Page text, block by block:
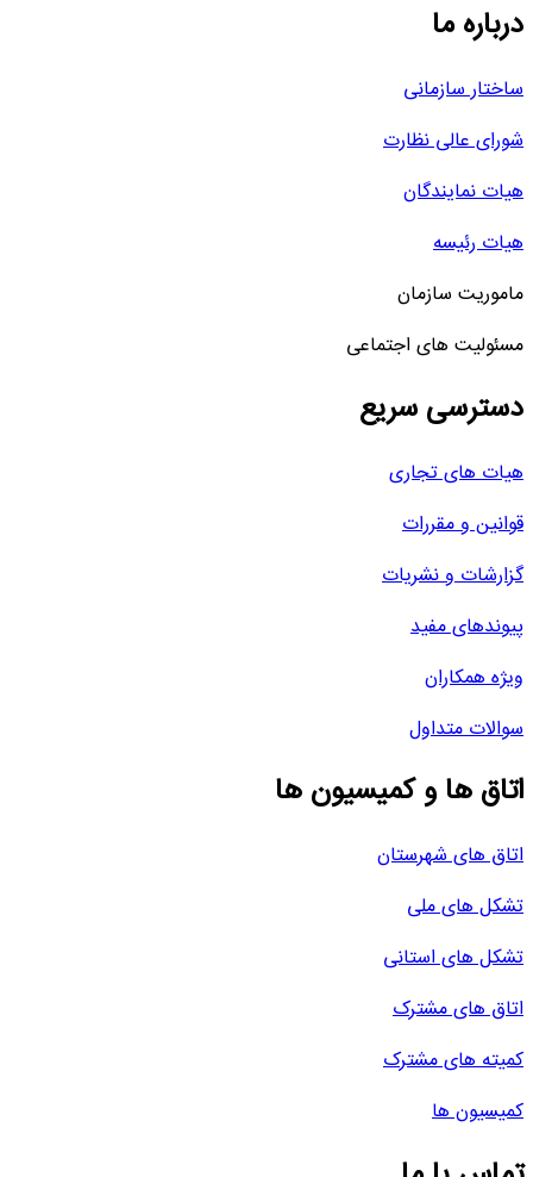
درباره ما
ساختار سازمانی
شورای عالی نظارت
هیات نمایندگان
هیات رئیسه
ماموریت سازمان
مسئولیت های اجتماعی
دسترسی سریع
هیات های تجاری
قوانین و مقررات
گزارشات و نشریات
پیوندهای مفید
ویژه همکاران
سوالات متداول
اتاق ها و کمیسیون ها
اتاق های شهرستان
تشکل های ملی
تشکل های استانی
اتاق های مشترک
کمیته های مشترک
کمیسیون ها